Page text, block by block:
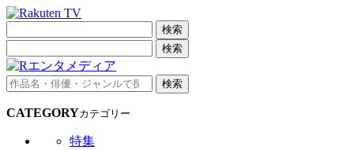
検索
検索
検索
CATEGORYカテゴリー
特集